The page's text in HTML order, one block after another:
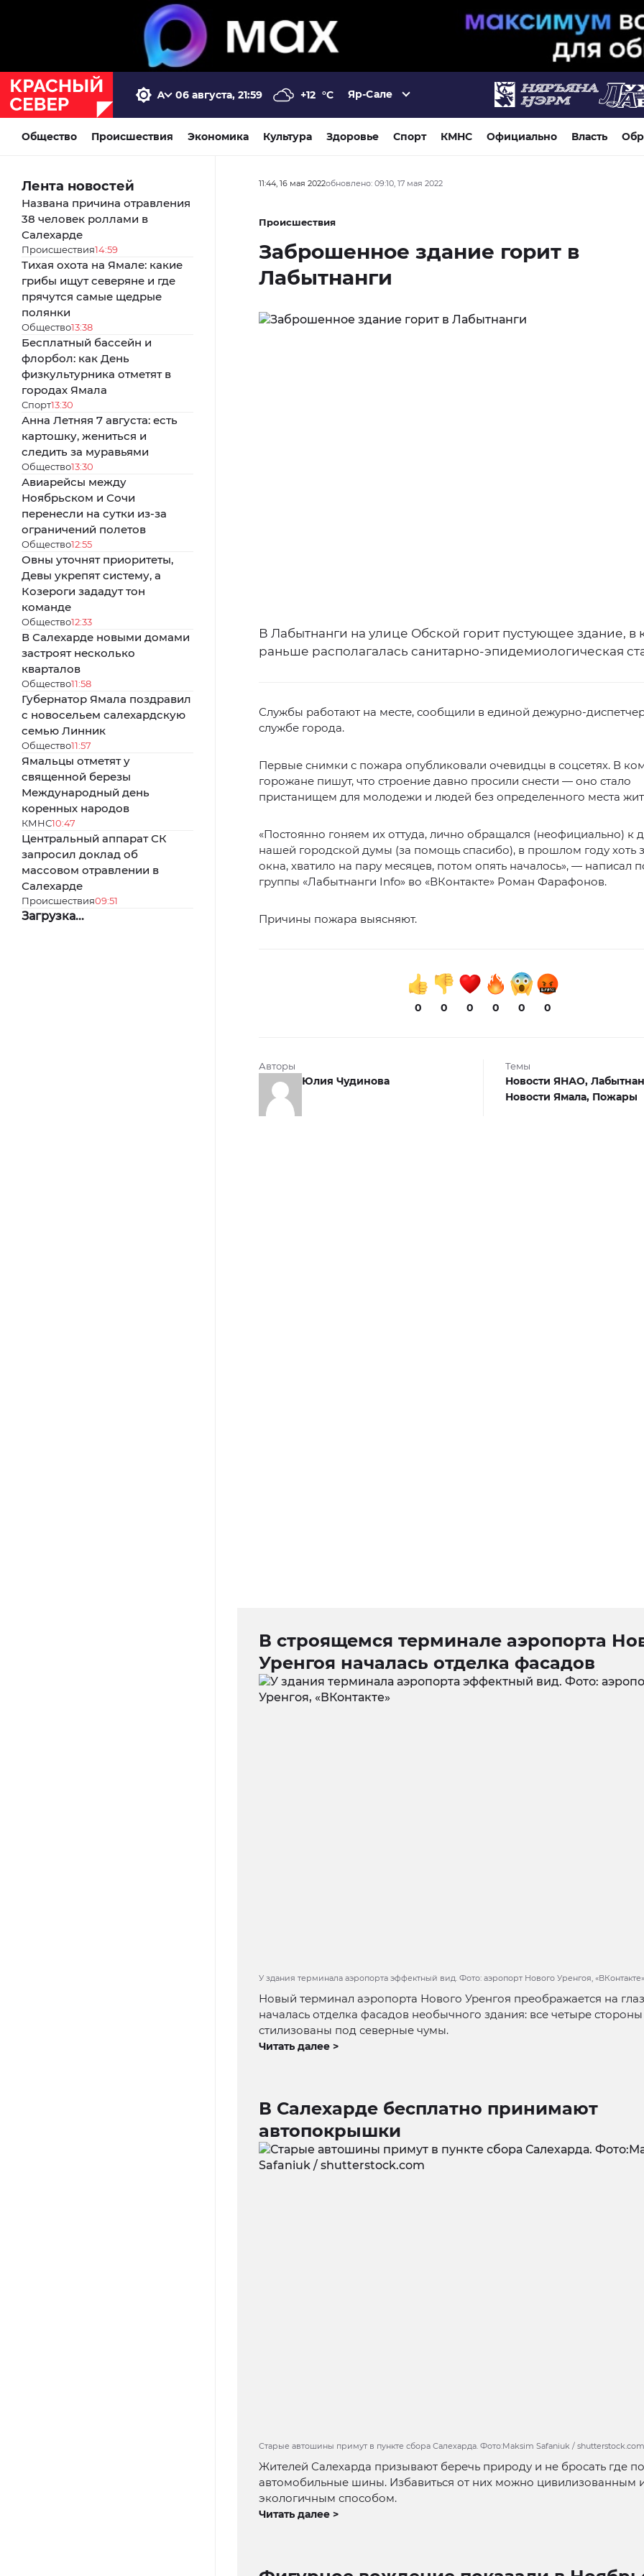
06 августа, 21:59 +12 °C Яр-Сале
Общество Происшествия Экономика Культура Здоровье Спорт КМНС Официально Власть
Лента новостей
Названа причина отравления
38 человек роллами в
Салехарде
Происшествия14:59
Тихая охота на Ямале: какие
грибы ищут северяне и где
прячутся самые щедрые
полянки
Общество13:38
Бесплатный бассейн и
флорбол: как День
физкультурника отметят в
городах Ямала
Спорт13:30
Анна Летняя 7 августа: есть
картошку, жениться и
следить за муравьями
Общество13:30
Авиарейсы между
Ноябрьском и Сочи
перенесли на сутки из-за
ограничений полетов
Общество12:55
Овны уточнят приоритеты,
Девы укрепят систему, а
Козероги зададут тон
команде
Общество12:33
В Салехарде новыми домами
застроят несколько
кварталов
Общество11:58
Губернатор Ямала поздравил
с новосельем салехардскую
семью Линник
Общество11:57
Ямальцы отметят у
священной березы
Международный день
коренных народов
КМНС10:47
Центральный аппарат СК
запросил доклад об
массовом отравлении в
Салехарде
Происшествия09:51
Загрузка...
11:44, 16 мая 2022обновлено: 09:10, 17 мая 2022
Происшествия
Заброшенное здание горит в
Лабытнанги
В Лабытнанги на улице Обской горит пустующее здание, в
раньше располагалась санитарно-эпидемиологическая
Службы работают на месте, сообщили в единой дежурно-
службе города.
Первые снимки с пожара опубликовали очевидцы в соцсетях. В
горожане пишут, что строение давно просили снести — оно стало
пристанищем для молодежи и людей без определенного места
«Постоянно гоняем их оттуда, лично обращался (неофициально) к
нашей городской думы (за помощь спасибо), в прошлом году хоть
окна, хватило на пару месяцев, потом опять началось», — написал
группы «Лабытнанги Info» во «ВКонтакте» Роман Фарафонов.
Причины пожара выясняют.
0 0 0 0 0 0
Авторы
Юлия Чудинова
Темы
Новости ЯНАО,
Новости Ямала, Пожары
В строящемся терминале аэропорта
Уренгоя началась отделка фасадов
У здания терминала аэропорта эффектный вид. Фото: аэропорт Нового Уренгоя, «ВКонтакте»
Новый терминал аэропорта Нового Уренгоя преображается на
началась отделка фасадов необычного здания: все четыре стороны
стилизованы под северные чумы.
Читать далее >
В Салехарде бесплатно принимают
автопокрышки
Старые автошины примут в пункте сбора Салехарда. Фото:Maksim Safaniuk / shutterstock.com
Жителей Салехарда призывают беречь природу и не бросать где
автомобильные шины. Избавиться от них можно цивилизованным
экологичным способом.
Читать далее >